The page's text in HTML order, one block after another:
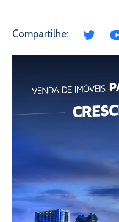
Compartilhe: